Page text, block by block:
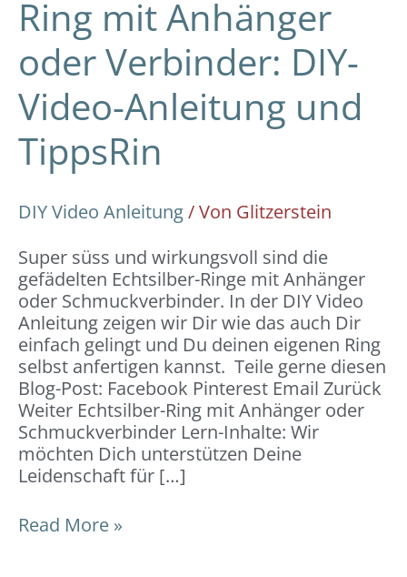
Ring mit Anhänger
oder Verbinder: DIY-
Video-Anleitung und
TippsRin
DIY Video Anleitung/ Von Glitzerstein
Super süss und wirkungsvoll sind die
gefädelten Echtsilber-Ringe mit Anhänger
oder Schmuckverbinder. In der DIY Video
Anleitung zeigen wir Dir wie das auch Dir
einfach gelingt und Du deinen eigenen Ring
selbst anfertigen kannst. Teile gerne diesen
Blog-Post: Facebook Pinterest Email Zurück
Weiter Echtsilber-Ring mit Anhänger oder
Schmuckverbinder Lern-Inhalte: Wir
möchten Dich unterstützen Deine
Leidenschaft für […]
Read More »